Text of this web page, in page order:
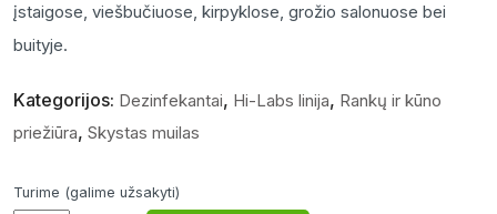
įstaigose, viešbučiuose, kirpyklose, grožio salonuose bei
buityje.
Kategorijos: Dezinfekantai, Hi-Labs linija, Rankų ir kūno
priežiūra, Skystas muilas
Turime (galime užsakyti)